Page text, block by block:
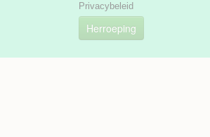
Privacybeleid
Herroeping